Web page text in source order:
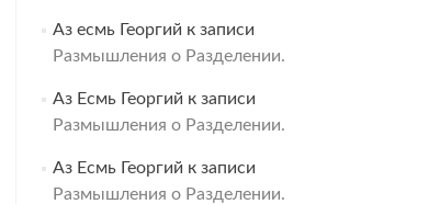
Аз есмь Георгий к записи
Размышления о Разделении.
Аз Есмь Георгий к записи
Размышления о Разделении.
Аз Есмь Георгий к записи
Размышления о Разделении.